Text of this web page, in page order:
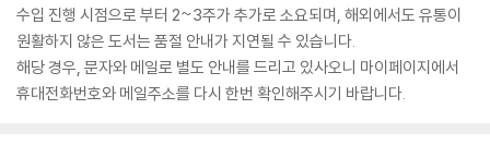
수입 진행 시점으로 부터 2~3주가 추가로 소요되며, 해외에서도 유통이
원활하지 않은 도서는 품절 안내가 지연될 수 있습니다.
해당 경우, 문자와 메일로 별도 안내를 드리고 있사오니 마이페이지에서
휴대전화번호와 메일주소를 다시 한번 확인해주시기 바랍니다.